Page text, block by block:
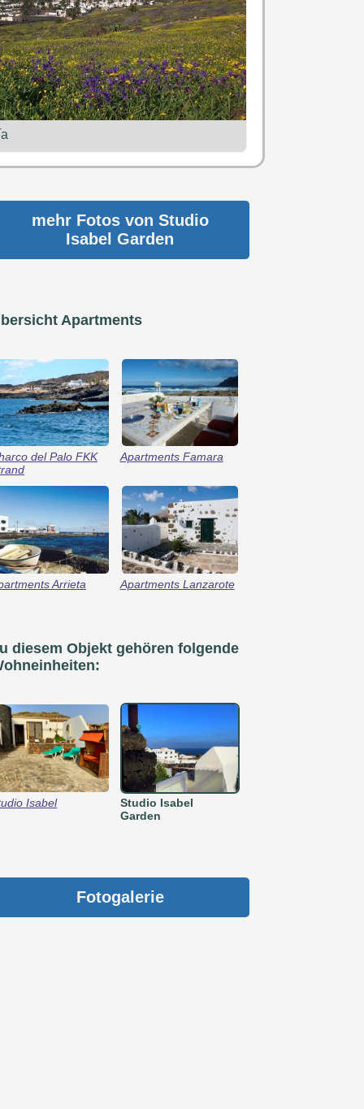
mehr Fotos von Studio
Isabel Garden
Apartments
del Palo FKK
Apartments Famara
Arrieta Apartments Lanzarote
diesem Objekt gehören folgende
Isabel
Studio Isabel
Garden
Fotogalerie